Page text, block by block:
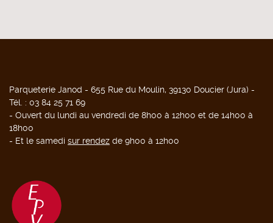
Parqueterie Janod - 655 Rue du Moulin, 39130 Doucier (Jura) -
Tél. : 03 84 25 71 69
- Ouvert du lundi au vendredi de 8h00 à 12h00 et de 14h00 à
18h00
- Et le samedi sur rendez de 9h00 à 12h00